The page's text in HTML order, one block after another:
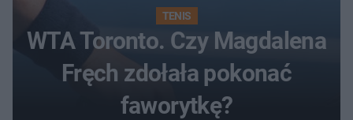
TENIS
WTA Toronto. Czy Magdalena
Fręch zdołała pokonać
faworytkę?